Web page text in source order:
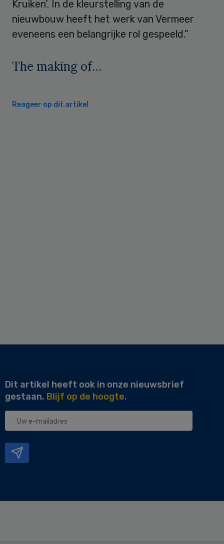
Kruiken’. In de kleurstelling van de
nieuwbouw heeft het werk van Vermeer
eveneens een belangrijke rol gespeeld.”
The making of…
Reageer op dit artikel
Dit artikel heeft ook in onze nieuwsbrief
gestaan. Blijf op de hoogte.
Uw